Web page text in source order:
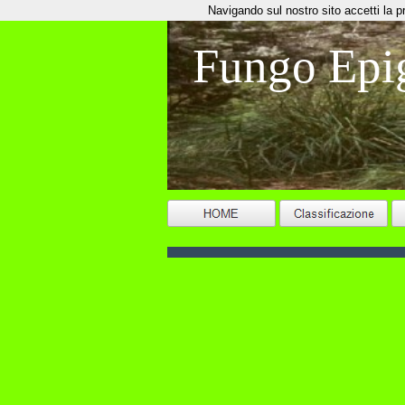
Fungo
Navigando sul nostro sito accetti la